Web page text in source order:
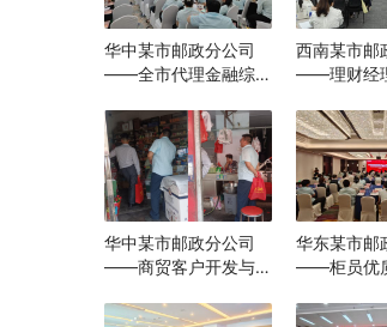
华中某市邮政分公司
——全市代理金融综合
西南某市邮
——理财经
训
华中某市邮政分公司
——商贸客户开发与经
华东某市邮
——柜员优